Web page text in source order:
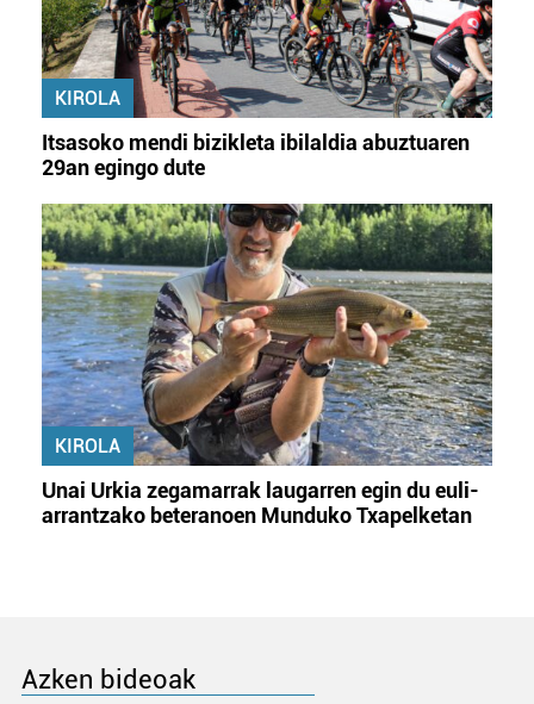
KIROLA
Itsasoko mendi bizikleta ibilaldia abuztuaren
29an egingo dute
KIROLA
Unai Urkia zegamarrak laugarren egin du euli-
arrantzako beteranoen Munduko Txapelketan
Azken bideoak